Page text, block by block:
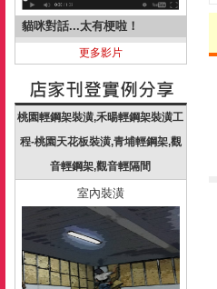
貓咪對話...太有梗啦！
更多影片
桃園輕鋼架裝潢,禾暘輕鋼架裝潢工
程-桃園天花板裝潢,青埔輕鋼架,觀
音輕鋼架,觀音輕隔間
室內裝潢